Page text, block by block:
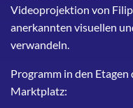
Videoprojektion von
anerkannten visuellen
verwandeln.
Programm in den
Marktplatz: